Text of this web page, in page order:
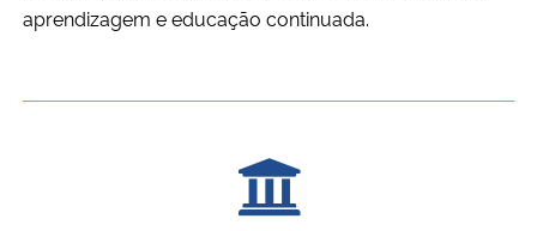
aprendizagem e educação continuada.